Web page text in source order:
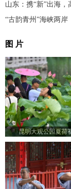
山东：携“新”出海
“古韵青州”海峡两
图 片
昆明大观公园夏荷